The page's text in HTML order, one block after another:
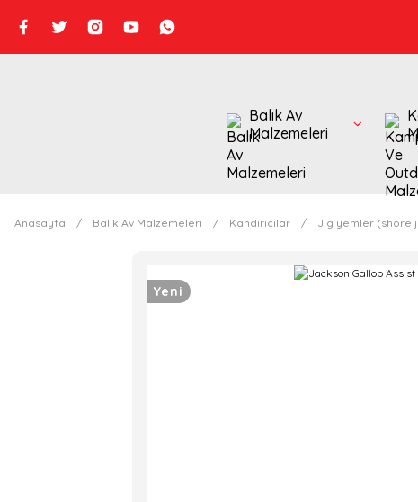
Balık Av
Malzemeleri
Anasayfa Balık Av Malzemeleri Kandırıcılar Jig yemler (shore
Yeni